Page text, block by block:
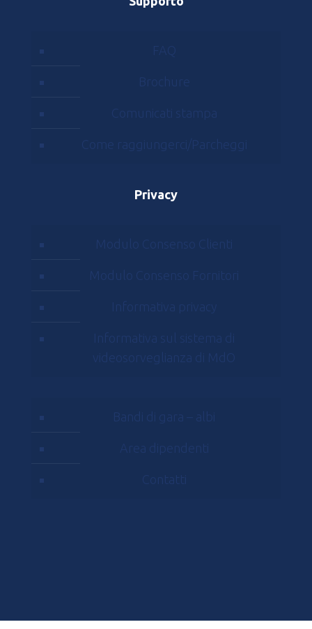
FAQ
Brochure
Comunicati stampa
Come raggiungerci/Parcheggi
Privacy
Modulo Consenso Clienti
Modulo Consenso Fornitori
Informativa privacy
Informativa sul sistema di
videosorveglianza di MdO
Bandi di gara – albi
Area dipendenti
Contatti